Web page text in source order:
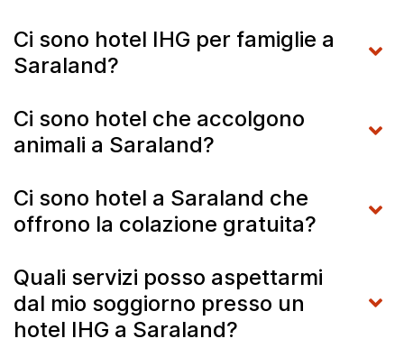
Ci sono hotel IHG per famiglie a
Saraland?
Ci sono hotel che accolgono
animali a Saraland?
Ci sono hotel a Saraland che
offrono la colazione gratuita?
Quali servizi posso aspettarmi
dal mio soggiorno presso un
hotel IHG a Saraland?